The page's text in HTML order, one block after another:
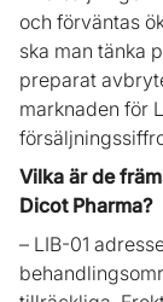
och förväntas
ska man tänka
preparat
marknaden för
Vilka är de
Dicot Pharma?
– LIB-01